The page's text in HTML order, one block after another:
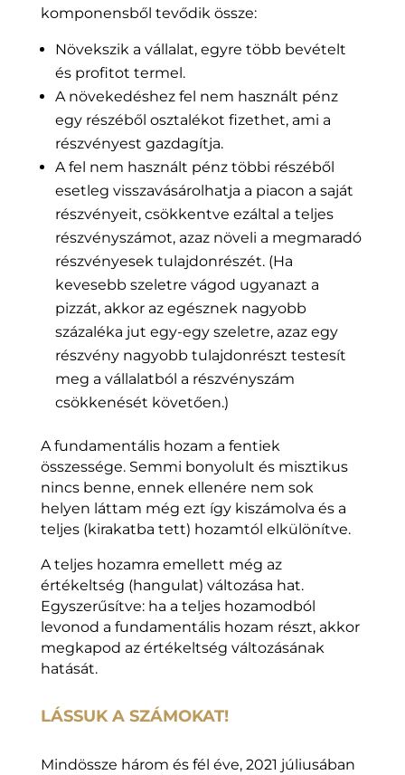
komponensből tevődik össze:
Növekszik a vállalat, egyre több bevételt
és profitot termel.
A növekedéshez fel nem használt pénz
egy részéből osztalékot fizethet, ami a
részvényest gazdagítja.
A fel nem használt pénz többi részéből
esetleg visszavásárolhatja a piacon a saját
részvényeit, csökkentve ezáltal a teljes
részvényszámot, azaz növeli a megmaradó
részvényesek tulajdonrészét. (Ha
kevesebb szeletre vágod ugyanazt a
pizzát, akkor az egésznek nagyobb
százaléka jut egy-egy szeletre, azaz egy
részvény nagyobb tulajdonrészt testesít
meg a vállalatból a részvényszám
csökkenését követően.)
A fundamentális hozam a fentiek
összessége. Semmi bonyolult és misztikus
nincs benne, ennek ellenére nem sok
helyen láttam még ezt így kiszámolva és a
teljes (kirakatba tett) hozamtól elkülönítve.
A teljes hozamra emellett még az
értékeltség (hangulat) változása hat.
Egyszerűsítve: ha a teljes hozamodból
levonod a fundamentális hozam részt, akkor
megkapod az értékeltség változásának
hatását.
LÁSSUK A SZÁMOKAT!
Mindössze három és fél éve, 2021 júliusában